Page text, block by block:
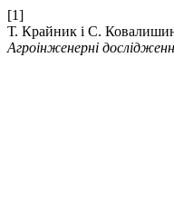
[1]
Т. Крайник і С.
Агроінженерні